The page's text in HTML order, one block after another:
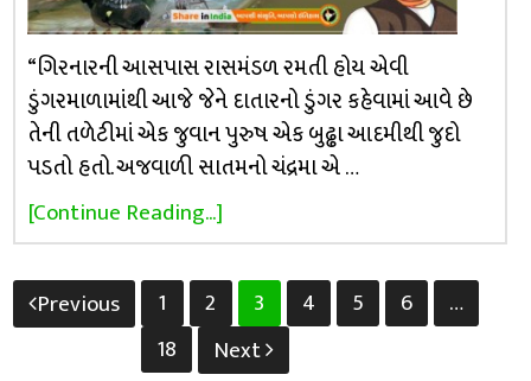
“ગિરનારની આસપાસ રાસમંડળ રમતી હોય એવી
ડુંગરમાળામાંથી આજે જેને દાતારનો ડુંગર કહેવામાં આવે છે
તેની તળેટીમાં એક જુવાન પુરુષ એક બુઢ્ઢા આદમીથી જુદો
પડતો હતો. અજવાળી સાતમનો ચંદ્રમા એ …
[Continue Reading...]
Posts
pagination
Previous 1 2 3 4 5 6
…
18
Next